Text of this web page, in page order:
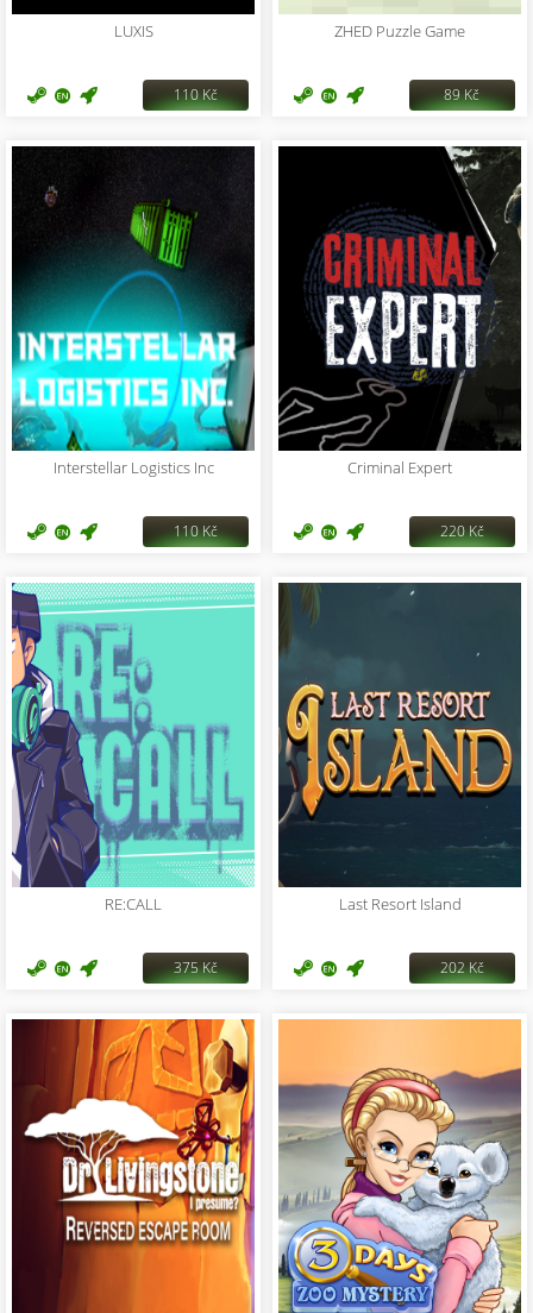
LUXIS
110 Kč
ZHED Puzzle Game
89 Kč
Interstellar Logistics Inc
110 Kč
Criminal Expert
220 Kč
RE:CALL
375 Kč
Last Resort Island
202 Kč